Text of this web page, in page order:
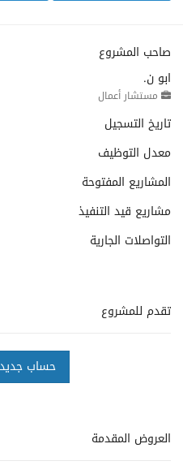
صاحب المشروع
ابو ن.
مستشار أعمال
تاريخ التسجيل
معدل التوظيف
المشاريع المفتوحة
مشاريع قيد التنفيذ
التواصلات الجارية
تقدم للمشروع
حساب جديد
العروض المقدمة